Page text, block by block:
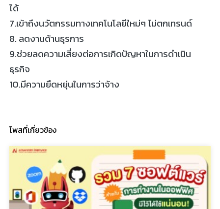
ได้
7.เข้าถึงนวัตกรรมทางเทคโนโลยีใหม่ๆ ไม่ตกเทรนด์
8. ลดงานด้านธุรการ
9.ช่วยลดความเสี่ยงต่อการเกิดปัญหาในการดำเนิน
ธุรกิจ
10.มีความยืดหยุ่นในการว่าจ้าง
โพสที่เกี่ยวข้อง